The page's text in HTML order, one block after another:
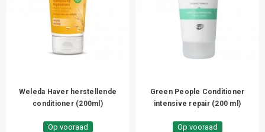
Weleda Haver herstellende
conditioner (200ml)
Op vooraad
Green People Conditioner
intensive repair (200 ml)
Op vooraad